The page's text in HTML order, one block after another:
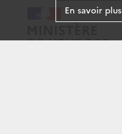
En savoir plus